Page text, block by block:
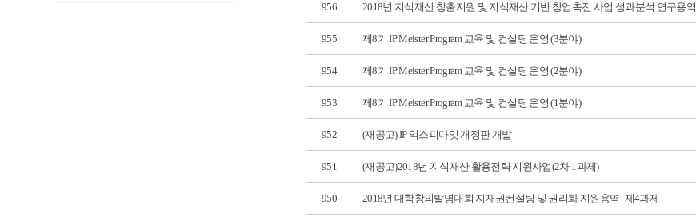
956 2018년 지식재산 창출지원 및 지식재산 기반 창업촉진 사업 성과분석 연구용역
955 제8기 IP Meister Program 교육 및 컨설팅 운영 (3분야)
954 제8기 IP Meister Program 교육 및 컨설팅 운영 (2분야)
953 제8기 IP Meister Program 교육 및 컨설팅 운영 (1분야)
952 (재공고) IP 익스피다잇 개정판 개발
951 (재공고)2018년 지식재산 활용전략 지원사업(2차 1과제)
950 2018년 대학창의발명대회 지재권컨설팅 및 권리화 지원용역_제4과제